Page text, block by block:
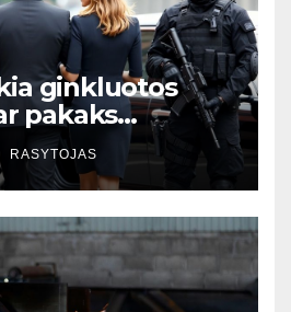
ginkluotos
pakaks
RASYTOJAS